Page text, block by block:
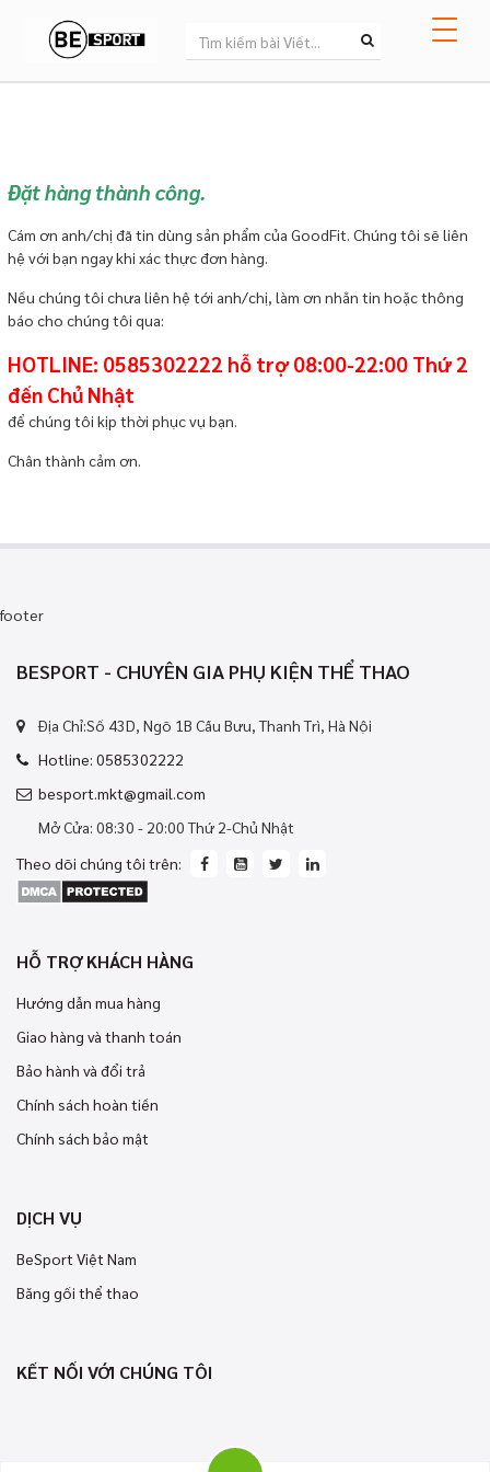
Đặt hàng thành công.
Cám ơn anh/chị đã tin dùng sản phẩm của GoodFit. Chúng tôi sẽ liên
hệ với bạn ngay khi xác thực đơn hàng.
Nếu chúng tôi chưa liên hệ tới anh/chị, làm ơn nhắn tin hoặc thông
báo cho chúng tôi qua:
HOTLINE: 0585302222 hỗ trợ 08:00-22:00 Thứ 2
đến Chủ Nhật
để chúng tôi kịp thời phục vụ bạn.
Chân thành cảm ơn.
footer
BESPORT - CHUYÊN GIA PHỤ KIỆN THỂ THAO
Địa Chỉ:Số 43D, Ngõ 1B Cầu Bưu, Thanh Trì, Hà Nội
Hotline: 0585302222
besport.mkt@gmail.com
Mở Cửa: 08:30 - 20:00 Thứ 2-Chủ Nhật
Theo dõi chúng tôi trên:
HỖ TRỢ KHÁCH HÀNG
Hướng dẫn mua hàng
Giao hàng và thanh toán
Bảo hành và đổi trả
Chính sách hoàn tiền
Chính sách bảo mật
DỊCH VỤ
BeSport Việt Nam
Băng gối thể thao
KẾT NỐI VỚI CHÚNG TÔI